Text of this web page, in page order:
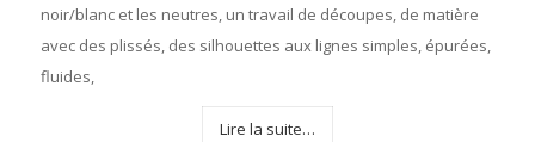
noir/blanc et les neutres, un travail de découpes, de matière
avec des plissés, des silhouettes aux lignes simples, épurées,
fluides,
Lire la suite…